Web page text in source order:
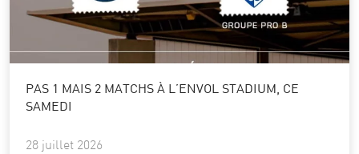
PAS 1 MAIS 2 MATCHS À L’ENVOL STADIUM, CE
SAMEDI
28 juillet 2026